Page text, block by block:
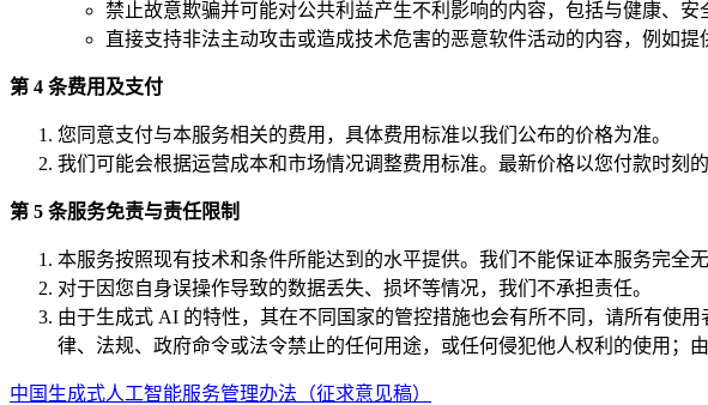
禁止故意欺骗并可能对公共利益产生不利影响的内容，包括与健康、
直接支持非法主动攻击或造成技术危害的恶意软件活动的内容，例如
第 4 条费用及支付
您同意支付与本服务相关的费用，具体费用标准以我们公布的价格为准。
我们可能会根据运营成本和市场情况调整费用标准。最新价格以您付款时刻的
第 5 条服务免责与责任限制
本服务按照现有技术和条件所能达到的水平提供。我们不能保证本服务完全
对于因您自身误操作导致的数据丢失、损坏等情况，我们不承担责任。
由于生成式 AI 的特性，其在不同国家的管控措施也会有所不同，请所有使
律、法规、政府命令或法令禁止的任何用途，或任何侵犯他人权利的使用；
中国生成式人工智能服务管理办法（征求意见稿）